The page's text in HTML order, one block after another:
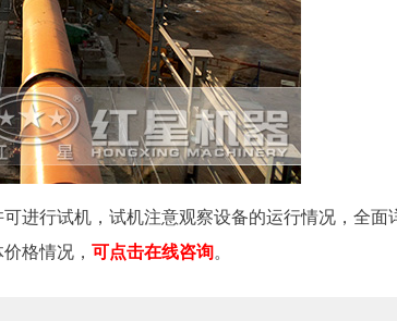
进行试机，试机注意观察设备的运行情况，全面
格情况， 可点击在线咨询。